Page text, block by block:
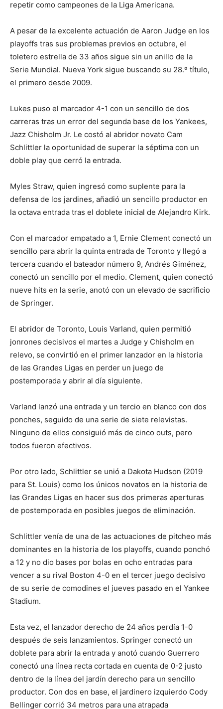
repetir como campeones de la Liga Americana.
A pesar de la excelente actuación de Aaron Judge en los
playoffs tras sus problemas previos en octubre, el
toletero estrella de 33 años sigue sin un anillo de la
Serie Mundial. Nueva York sigue buscando su 28.º título,
el primero desde 2009.
Lukes puso el marcador 4-1 con un sencillo de dos
carreras tras un error del segunda base de los Yankees,
Jazz Chisholm Jr. Le costó al abridor novato Cam
Schlittler la oportunidad de superar la séptima con un
doble play que cerró la entrada.
Myles Straw, quien ingresó como suplente para la
defensa de los jardines, añadió un sencillo productor en
la octava entrada tras el doblete inicial de Alejandro Kirk.
Con el marcador empatado a 1, Ernie Clement conectó un
sencillo para abrir la quinta entrada de Toronto y llegó a
tercera cuando el bateador número 9, Andrés Giménez,
conectó un sencillo por el medio. Clement, quien conectó
nueve hits en la serie, anotó con un elevado de sacrificio
de Springer.
El abridor de Toronto, Louis Varland, quien permitió
jonrones decisivos el martes a Judge y Chisholm en
relevo, se convirtió en el primer lanzador en la historia
de las Grandes Ligas en perder un juego de
postemporada y abrir al día siguiente.
Varland lanzó una entrada y un tercio en blanco con dos
ponches, seguido de una serie de siete relevistas.
Ninguno de ellos consiguió más de cinco outs, pero
todos fueron efectivos.
Por otro lado, Schlittler se unió a Dakota Hudson (2019
para St. Louis) como los únicos novatos en la historia de
las Grandes Ligas en hacer sus dos primeras aperturas
de postemporada en posibles juegos de eliminación.
Schlittler venía de una de las actuaciones de pitcheo más
dominantes en la historia de los playoffs, cuando ponchó
a 12 y no dio bases por bolas en ocho entradas para
vencer a su rival Boston 4-0 en el tercer juego decisivo
de su serie de comodines el jueves pasado en el Yankee
Stadium.
Esta vez, el lanzador derecho de 24 años perdía 1-0
después de seis lanzamientos. Springer conectó un
doblete para abrir la entrada y anotó cuando Guerrero
conectó una línea recta cortada en cuenta de 0-2 justo
dentro de la línea del jardín derecho para un sencillo
productor. Con dos en base, el jardinero izquierdo Cody
Bellinger corrió 34 metros para una atrapada